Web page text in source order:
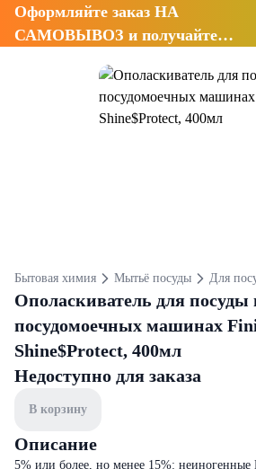
Оформляйте заказ НА
САМОВЫВОЗ и получайте
Бытовая химия Мытьё посуды Для
Ополаскиватель для посуды
посудомоечных машинах
Shine$Protect, 400мл
Недоступно для заказа
В корзину
Описание
5% или более, но менее 15%: